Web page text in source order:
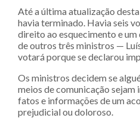
Até a última atualização
havia terminado. Havia seis
direito ao esquecimento e
de outros três ministros —
votará porque se declarou
Os ministros decidem se
meios de comunicação
fatos e informações de um
prejudicial ou doloroso.